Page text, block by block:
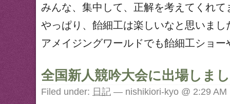
みんな、集中して、正解を考えてくれて
やっぱり、飴細工は楽しいなと思いまし
アメイジングワールドでも飴細工ショー
全国新人競吟大会に出場しま
Filed under: 日記 — nishikiori-kyo @ 2:29 AM